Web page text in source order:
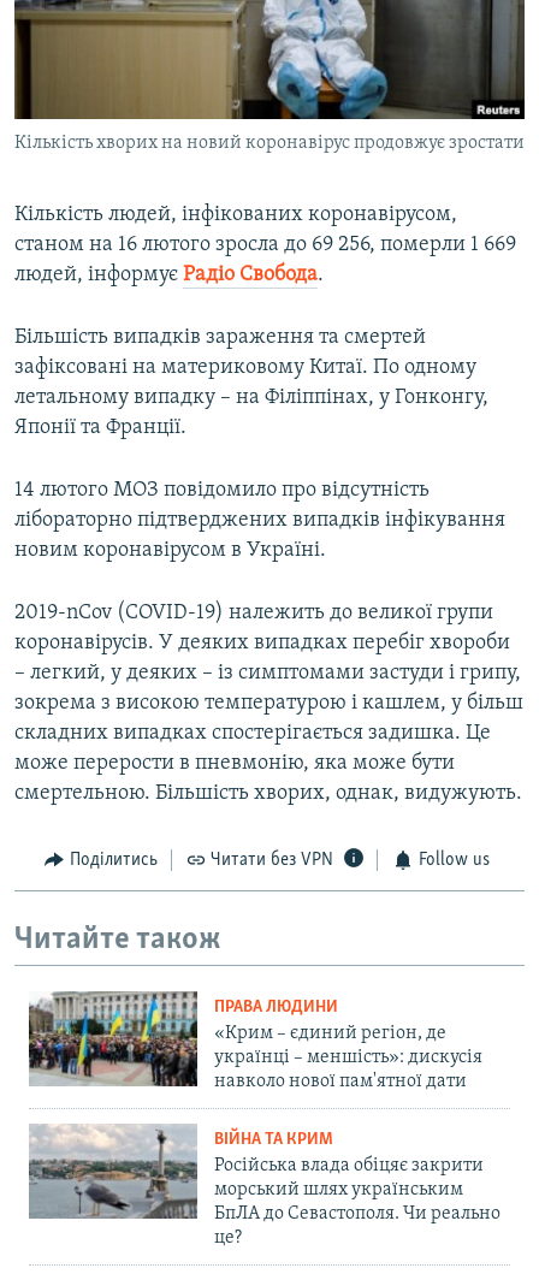
ВІДЕОУРОКИ «ELIFBE»
УКРАЇНСЬКА ПРОБЛЕМА КРИМУ
ІНФОГРАФІКА
ДОЛУЧАЙСЯ!
Усі сайти RFE/RL
Кількість хворих на новий коронавірус продовжує зростати
Кількість людей, інфікованих коронавірусом,
станом на 16 лютого зросла до 69 256, померли 1 669
людей, інформує Радіо Свобода.
Більшість випадків зараження та смертей
зафіксовані на материковому Китаї. По одному
летальному випадку – на Філіппінах, у Гонконгу,
Японії та Франції.
14 лютого МОЗ повідомило про відсутність
лібораторно підтверджених випадків інфікування
новим коронавірусом в Україні.
2019-nCov (COVID-19) належить до великої групи
коронавірусів. У деяких випадках перебіг хвороби
– легкий, у деяких – із симптомами застуди і грипу,
зокрема з високою температурою і кашлем, у більш
складних випадках спостерігається задишка. Це
може перерости в пневмонію, яка може бути
смертельною. Більшість хворих, однак, видужують.
Поділитись Читати без VPN Follow us
Читайте також
ПРАВА ЛЮДИНИ
«Крим – єдиний регіон, де
українці – меншість»: дискусія
навколо нової пам'ятної дати
ВІЙНА ТА КРИМ
Російська влада обіцяє закрити
морський шлях українським
БпЛА до Севастополя. Чи реально
це?